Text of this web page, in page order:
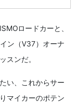
ロードカーと、
ン（V37）オーナ
スンだ。
い、これからサー
マイカーのポテン